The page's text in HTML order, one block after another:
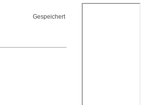
Gespeichert